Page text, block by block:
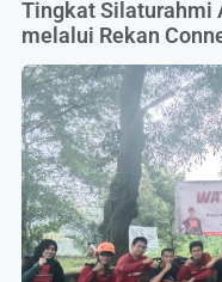
Tingkat Silaturahmi
melalui Rekan